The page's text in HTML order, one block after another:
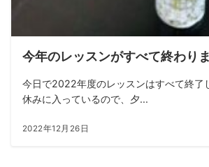
今年のレッスンがすべて終わり
今日で2022年度のレッスンはすべて終了
休みに入っているので、夕...
2022年12月26日